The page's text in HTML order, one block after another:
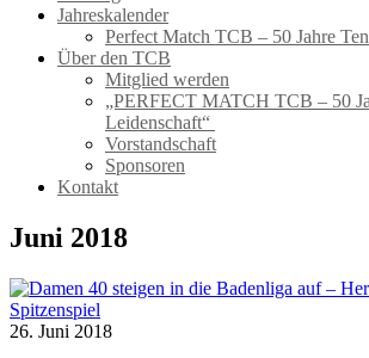
Jahreskalender
Perfect Match TCB – 50 Jahre
Über den TCB
Mitglied werden
„PERFECT MATCH TCB – 50
Leidenschaft“
Vorstandschaft
Sponsoren
Kontakt
Juni 2018
26. Juni 2018